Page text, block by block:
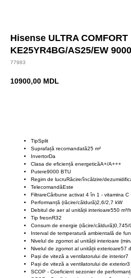
Hisense ULTRA COMFORT
KE25YR4BG/AS25/EW
77983
10900,00 MDL
TipSplit
Suprafață recomandată25 m²
InvertorDa
Clasa de eficiență energeticăA+/A+++
Putere9000 BTU
Regim de lucruRăcire/încălzire/
TelecomandăEste
FiltrareCărbune activat 4 în 1 - vitamina
Performanță (răcire/căldură)2,6/2,7 kW
Debitul de aer al unității interioare550 m³/h
Tip freonR32
Consum de energie (răcire/căldură)0,745/
Interval de temperatură ambientală de
Nivelul de zgomot al unității interioare
Nivelul de zgomot al unității exterioare57
Pași de viteză a ventilatorului de interior7
Pași de viteză a ventilatorului de exterior3
SCOP - Coeficient sezonier de